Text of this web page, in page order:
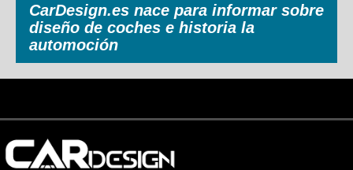
CarDesign.es nace para informar sobre
diseño de coches e historia la
automoción